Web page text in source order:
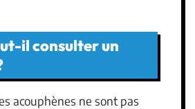
il consulter un
acouphènes ne sont pas